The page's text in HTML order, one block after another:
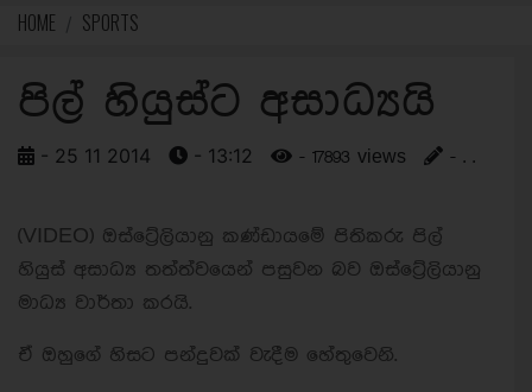
HOME SPORTS
පිල් හියුස්ට අසාධ්‍යයි
- 25 11 2014 - 13:12 - 17893 views - . .
(VIDEO) ඔස්ට්‍රේලියානු කණ්ඩායමේ පිතිකරු පිල්
හියුස් අසාධ්‍ය තත්ත්වයෙන් පසුවන බව ඔස්ට්‍රේලියානු
මාධ්‍ය වාර්තා කරයි.
ඒ ඔහුගේ හිසට පන්දුවක් වැදීම හේතුවෙනි.